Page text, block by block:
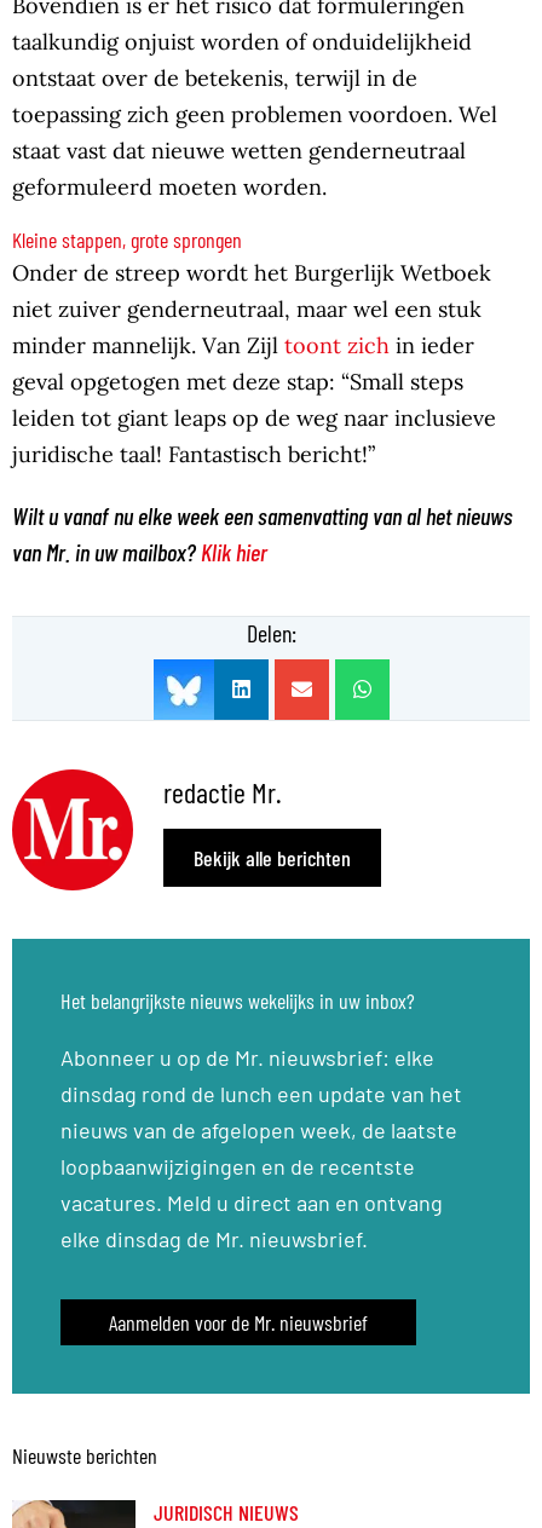
taalkundig onjuist worden of onduidelijkheid
ontstaat over de betekenis, terwijl in de
toepassing zich geen problemen voordoen. Wel
staat vast dat nieuwe wetten genderneutraal
geformuleerd moeten worden.
Kleine stappen, grote sprongen
Onder de streep wordt het Burgerlijk Wetboek
niet zuiver genderneutraal, maar wel een stuk
minder mannelijk. Van Zijl toont zich in ieder
geval opgetogen met deze stap: “Small steps
leiden tot giant leaps op de weg naar inclusieve
juridische taal! Fantastisch bericht!”
Wilt u vanaf nu elke week een samenvatting van al het nieuws
van Mr. in uw mailbox? Klik hier
Delen:
redactie Mr.
Bekijk alle berichten
Het belangrijkste nieuws wekelijks in uw inbox?
Abonneer u op de Mr. nieuwsbrief: elke
dinsdag rond de lunch een update van het
nieuws van de afgelopen week, de laatste
loopbaanwijzigingen en de recentste
vacatures. Meld u direct aan en ontvang
elke dinsdag de Mr. nieuwsbrief.
Aanmelden voor de Mr. nieuwsbrief
Nieuwste berichten
JURIDISCH NIEUWS